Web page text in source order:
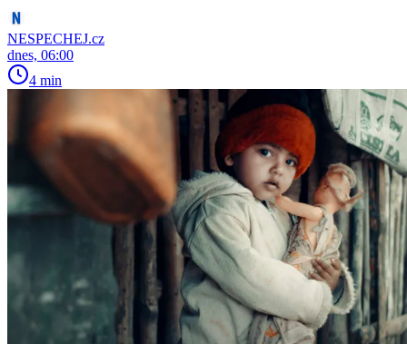
NESPECHEJ.cz
dnes, 06:00
4 min